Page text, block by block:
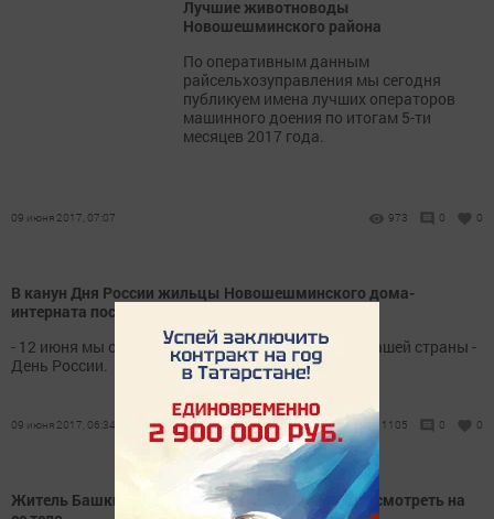
Лучшие животноводы
Новошешминского района
По оперативным данным
райсельхозуправления мы сегодня
публикуем имена лучших операторов
машинного доения по итогам 5-ти
месяцев 2017 года.
09 июня 2017, 07:07 973 0 0
В канун Дня России жильцы Новошешминского дома-
интерната посетили музей в селе Ак Буре
- 12 июня мы отмечаем значимый праздник для нашей страны -
День России.
09 июня 2017, 06:34 1105 0 0
Житель Башкирии зарезал супругу и повел детей смотреть на